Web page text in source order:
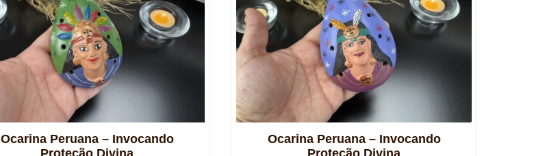
Ocarina Peruana – Invocando
Ocarina Peruana – Invocando